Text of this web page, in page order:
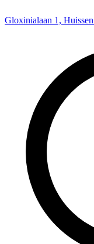
Gloxinialaan 1, Huissen